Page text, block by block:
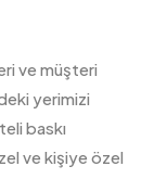
ve müşteri
yerimizi
baskı
ve kişiye özel